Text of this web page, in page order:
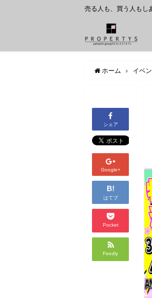
売る人も、買う人もし
ホーム イベン
シェア
Google+
B!
はてブ
Pocket
Feedly